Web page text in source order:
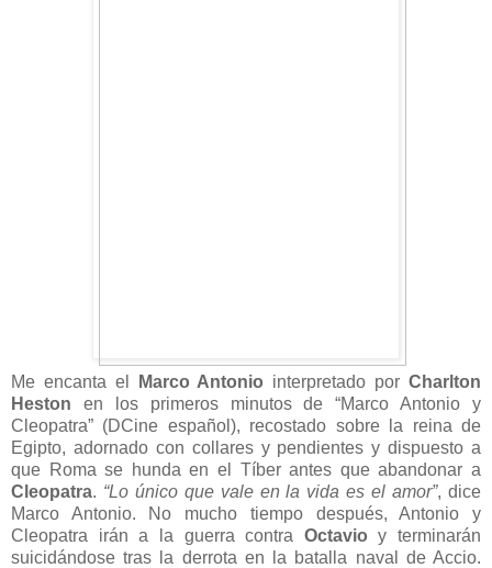
Me encanta el Marco Antonio interpretado porCharlton
Heston en los primeros minutos de “Marco Antonio y
Cleopatra” (DCine español), recostado sobre la reina de
Egipto, adornado con collares y pendientes y dispuesto a
que Roma se hunda en el Tíber antes que abandonar a
Cleopatra. “Lo único que vale en la vida es el amor”, dice
Marco Antonio. No mucho tiempo después, Antonio y
Cleopatra irán a la guerra contra Octavio y terminarán
suicidándose tras la derrota en la batalla naval de Accio.